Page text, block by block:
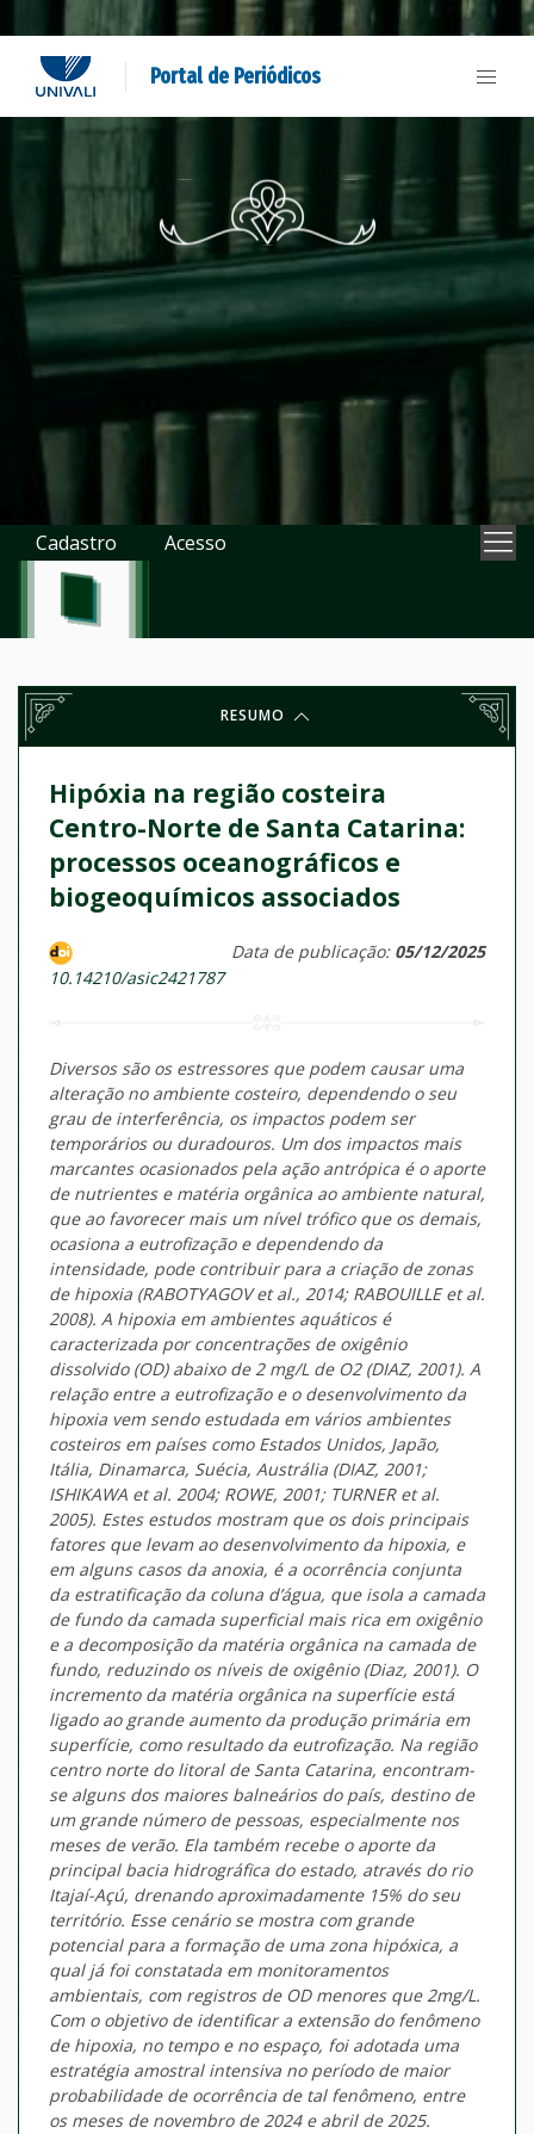
Portal de Periódicos
Cadastro Acesso
RESUMO
Hipóxia na região costeira
Centro-Norte de Santa Catarina:
processos oceanográficos e
biogeoquímicos associados
10.14210/asic2421787
Data de publicação: 05/12/2025
Diversos são os estressores que podem causar uma
alteração no ambiente costeiro, dependendo o seu
grau de interferência, os impactos podem ser
temporários ou duradouros. Um dos impactos mais
marcantes ocasionados pela ação antrópica é o aporte
de nutrientes e matéria orgânica ao ambiente natural,
que ao favorecer mais um nível trófico que os demais,
ocasiona a eutrofização e dependendo da
intensidade, pode contribuir para a criação de zonas
de hipoxia (RABOTYAGOV et al., 2014; RABOUILLE et al.
2008). A hipoxia em ambientes aquáticos é
caracterizada por concentrações de oxigênio
dissolvido (OD) abaixo de 2 mg/L de O2 (DIAZ, 2001). A
relação entre a eutrofização e o desenvolvimento da
hipoxia vem sendo estudada em vários ambientes
costeiros em países como Estados Unidos, Japão,
Itália, Dinamarca, Suécia, Austrália (DIAZ, 2001;
ISHIKAWA et al. 2004; ROWE, 2001; TURNER et al.
2005). Estes estudos mostram que os dois principais
fatores que levam ao desenvolvimento da hipoxia, e
em alguns casos da anoxia, é a ocorrência conjunta
da estratificação da coluna d’água, que isola a camada
de fundo da camada superficial mais rica em oxigênio
e a decomposição da matéria orgânica na camada de
fundo, reduzindo os níveis de oxigênio (Diaz, 2001). O
incremento da matéria orgânica na superfície está
ligado ao grande aumento da produção primária em
superfície, como resultado da eutrofização. Na região
centro norte do litoral de Santa Catarina, encontram-
se alguns dos maiores balneários do país, destino de
um grande número de pessoas, especialmente nos
meses de verão. Ela também recebe o aporte da
principal bacia hidrográfica do estado, através do rio
Itajaí-Açú, drenando aproximadamente 15% do seu
território. Esse cenário se mostra com grande
potencial para a formação de uma zona hipóxica, a
qual já foi constatada em monitoramentos
ambientais, com registros de OD menores que 2mg/L.
Com o objetivo de identificar a extensão do fenômeno
de hipoxia, no tempo e no espaço, foi adotada uma
estratégia amostral intensiva no período de maior
probabilidade de ocorrência de tal fenômeno, entre
os meses de novembro de 2024 e abril de 2025.